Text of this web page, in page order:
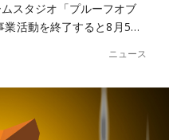
スタジオ「プルーフオブ
活動を終了すると8月5…
ニュース